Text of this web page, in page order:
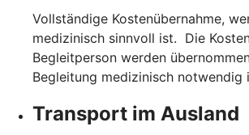
Vollständige Kostenübernahme,
medizinisch sinnvoll ist. Die
Begleitperson werden
Begleitung medizinisch notwendig
Transport im Ausland